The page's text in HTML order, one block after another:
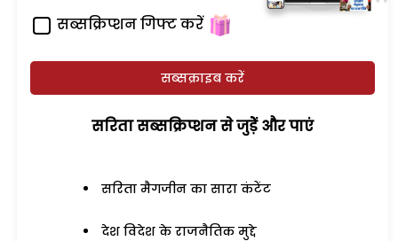
सब्सक्रिप्शन गिफ्ट करें
सब्सक्राइब करें
सरिता सब्सक्रिप्शन से जुड़ेें और पाएं
सरिता मैगजीन का सारा कंटेंट
देश विदेश के राजनैतिक मुद्दे